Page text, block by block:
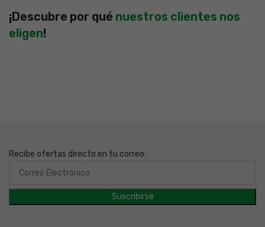
¡Descubre por qué nuestros clientes nos
eligen!
Recibe ofertas directo en tu correo: